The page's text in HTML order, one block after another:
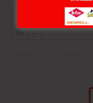
18
26
→